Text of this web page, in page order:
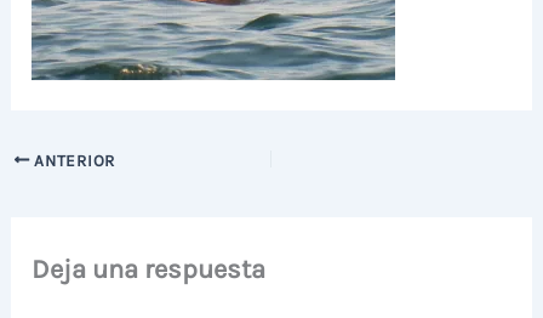
ANTERIOR
Deja una respuesta